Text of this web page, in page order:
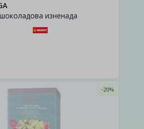
изненада
-20%